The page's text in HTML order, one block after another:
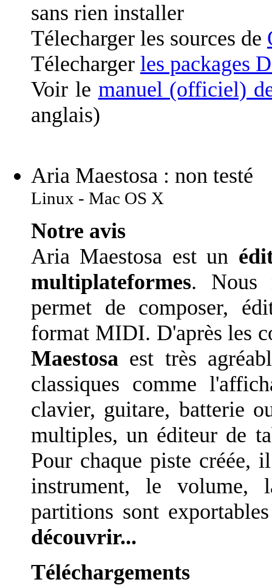
sans rien installer
Télecharger les sources de
Télecharger les packages
Voir le manuel (officiel)
anglais)
Aria Maestosa : non testé
Linux - Mac OS X
Notre avis
Aria Maestosa est un
multiplateformes. Nous
permet de composer,
format MIDI. D'après les
Maestosa est très
classiques comme
clavier, guitare, batterie
multiples, un éditeur de
Pour chaque piste créée,
instrument, le
partitions sont
découvrir...
Téléchargements